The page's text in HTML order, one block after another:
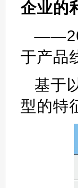
企业的
于产品
基于
型的特